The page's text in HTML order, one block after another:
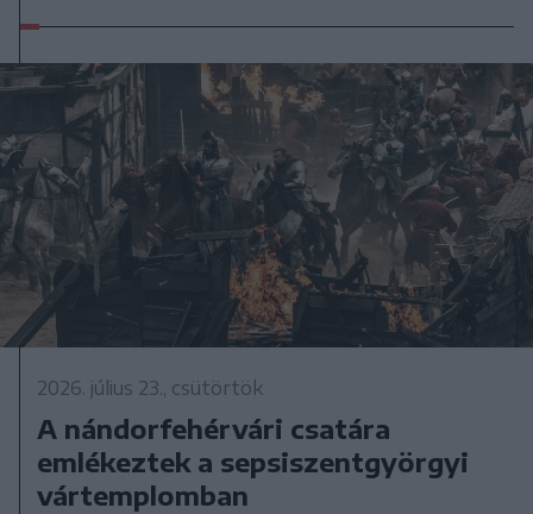
2026. július 23., csütörtök
A nándorfehérvári csatára
emlékeztek a sepsiszentgyörgyi
vártemplomban